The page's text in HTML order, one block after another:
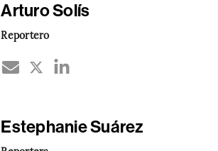
Arturo Solís
Reportero
Estephanie Suárez